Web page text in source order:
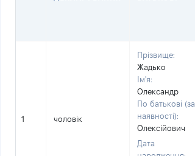
1 чоловік
Прізвище:
Жадько
Ім'я:
Олександр
По батькові (за
наявності):
Олексійович
Дата